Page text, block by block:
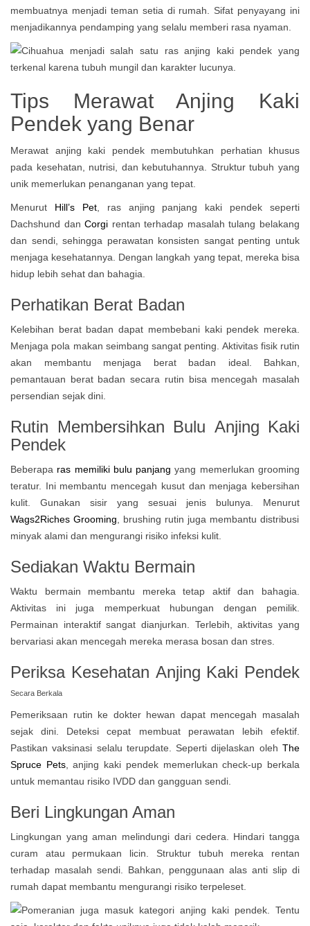
membuatnya menjadi teman setia di rumah. Sifat penyayang ini
menjadikannya pendamping yang selalu memberi rasa nyaman.
Tips Merawat Anjing Kaki
Pendek yang Benar
Merawat anjing kaki pendek membutuhkan perhatian khusus
pada kesehatan, nutrisi, dan kebutuhannya. Struktur tubuh yang
unik memerlukan penanganan yang tepat.
Menurut Hill’s Pet, ras anjing panjang kaki pendek seperti
Dachshund danCorgi rentan terhadap masalah tulang belakang
dan sendi, sehingga perawatan konsisten sangat penting untuk
menjaga kesehatannya. Dengan langkah yang tepat, mereka bisa
hidup lebih sehat dan bahagia.
Perhatikan Berat Badan
Kelebihan berat badan dapat membebani kaki pendek mereka.
Menjaga pola makan seimbang sangat penting. Aktivitas fisik rutin
akan membantu menjaga berat badan ideal. Bahkan,
pemantauan berat badan secara rutin bisa mencegah masalah
persendian sejak dini.
Rutin Membersihkan Bulu Anjing Kaki
Pendek
Beberapa ras memiliki bulu panjang yang memerlukan grooming
teratur. Ini membantu mencegah kusut dan menjaga kebersihan
kulit. Gunakan sisir yang sesuai jenis bulunya. Menurut
Wags2Riches Grooming , brushing rutin juga membantu distribusi
minyak alami dan mengurangi risiko infeksi kulit.
Sediakan Waktu Bermain
Waktu bermain membantu mereka tetap aktif dan bahagia.
Aktivitas ini juga memperkuat hubungan dengan pemilik.
Permainan interaktif sangat dianjurkan. Terlebih, aktivitas yang
bervariasi akan mencegah mereka merasa bosan dan stres.
Periksa Kesehatan Anjing Kaki Pendek
Secara Berkala
Pemeriksaan rutin ke dokter hewan dapat mencegah masalah
sejak dini. Deteksi cepat membuat perawatan lebih efektif.
Pastikan vaksinasi selalu terupdate. Seperti dijelaskan oleh The
Spruce Pets, anjing kaki pendek memerlukan check-up berkala
untuk memantau risiko IVDD dan gangguan sendi.
Beri Lingkungan Aman
Lingkungan yang aman melindungi dari cedera. Hindari tangga
curam atau permukaan licin. Struktur tubuh mereka rentan
terhadap masalah sendi. Bahkan, penggunaan alas anti slip di
rumah dapat membantu mengurangi risiko terpeleset.